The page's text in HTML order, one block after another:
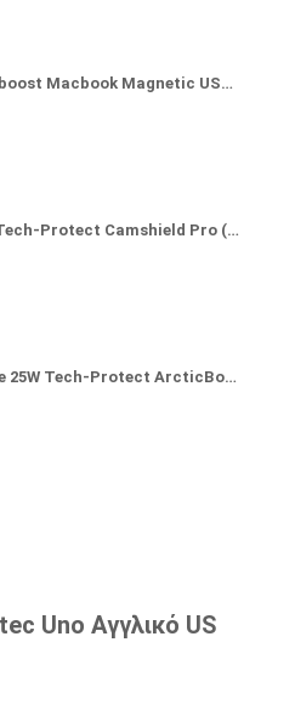
Tech-Protect Ultraboost Macbook Magnetic USB 2.0 Cable USB-C male - Magsafe 3 140W PD 2m (Λευκό)
Θήκη Galaxy A27 – Tech-Protect Camshield Pro (Μαύρο)
Φορτιστής Magsafe 25W Tech-Protect ArcticBoost A51 (Λευκό)
Uno Αγγλικό US